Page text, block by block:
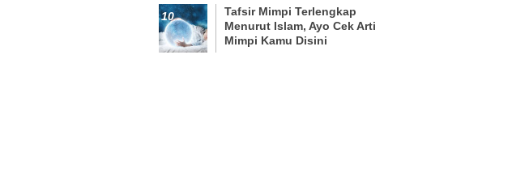
Tafsir Mimpi Terlengkap
Menurut Islam, Ayo Cek Arti
Mimpi Kamu Disini